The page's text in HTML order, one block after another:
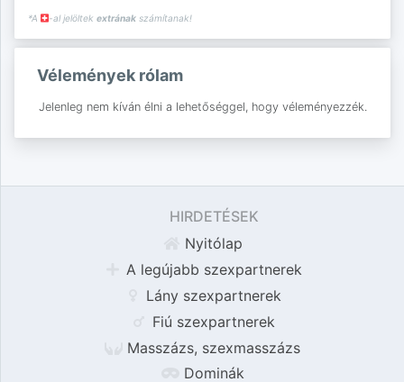
*A -al jelöltek extrának számítanak!
Vélemények rólam
Jelenleg nem kíván élni a lehetőséggel, hogy véleményezzék.
HIRDETÉSEK
Nyitólap
A legújabb szexpartnerek
Lány szexpartnerek
Fiú szexpartnerek
Masszázs, szexmasszázs
Dominák